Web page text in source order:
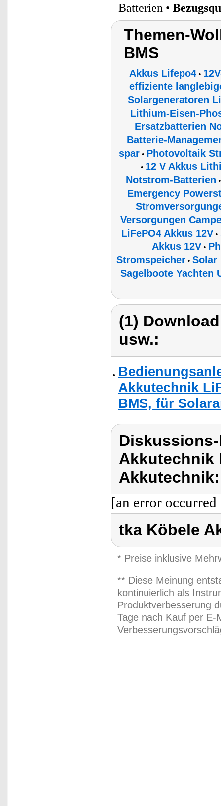
Batterien •
Themen-
BMS
Akkus Lifepo4 •
effiziente
Solargeneratoren
Lithium-Eisen-
Ersatzbatterien
Batterie-
spar• Photovoltaik
• 12 V Akkus
Notstrom-Batterien
Emergency
Versorgungen
LiFePO4 Akkus 12V•
Akkus 12V•
Stromspeicher • Solar
Sagelboote Yachten
(1)
usw.:
Akkutechnik
BMS, für
Akkutechnik
Akkutechnik:
[an error
tka Köbele
* Preise inklusive
** Diese Meinung
kontinuierlich als
Produktverbesserung
Tage nach Kauf per E-